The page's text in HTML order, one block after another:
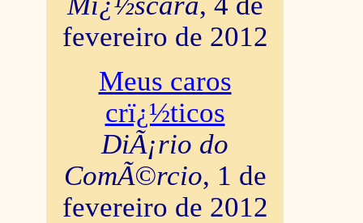
fevereiro de 2012
Meus caros
crï¿½ticos
DiÃ¡rio do
ComÃ©rcio, 1 de
fevereiro de 2012